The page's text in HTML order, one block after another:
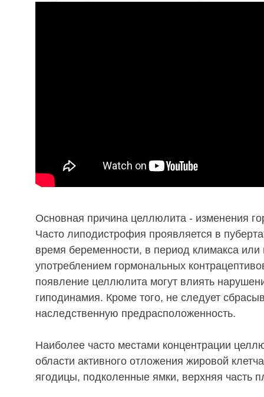
Основная причина целлюлита - изменения
Часто липодистрофия проявляется в
время беременности, в период климакса или
употреблением гормональных
появление целлюлита могут влиять
гиподинамия. Кроме того, не следует
наследственную предрасположенность.
Наиболее часто местами концентрации
области активного отложения жировой
ягодицы, подколенные ямки, верхняя часть